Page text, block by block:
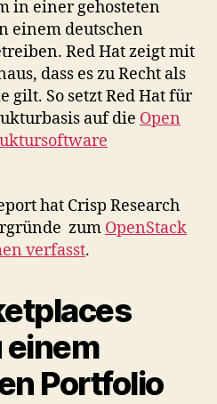
in einer gehosteten
einem deutschen
Red Hat zeigt mit
dass es zu Recht als
gilt. So setzt Red Hat für
auf die Open
hat Crisp Research
zum OpenStack
verfasst.
einem
Portfolio